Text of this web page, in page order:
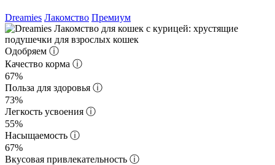
Dreamies Лакомство Премиум
Одобряем ⓘ
Качество корма ⓘ
67%
Польза для здоровья ⓘ
73%
Легкость усвоения ⓘ
55%
Насыщаемость ⓘ
67%
Вкусовая привлекательность ⓘ